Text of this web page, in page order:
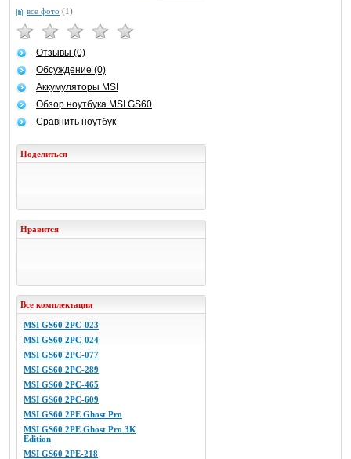
все фото (1)
Отзывы (0)
Обсуждение (0)
Аккумуляторы MSI
Обзор ноутбука MSI GS60
Сравнить ноутбук
Поделиться
Нравится
Все комплектации
MSI GS60 2PC-023
MSI GS60 2PC-024
MSI GS60 2PC-077
MSI GS60 2PC-289
MSI GS60 2PC-465
MSI GS60 2PC-609
MSI GS60 2PE Ghost Pro
MSI GS60 2PE Ghost Pro 3K
Edition
MSI GS60 2PE-218